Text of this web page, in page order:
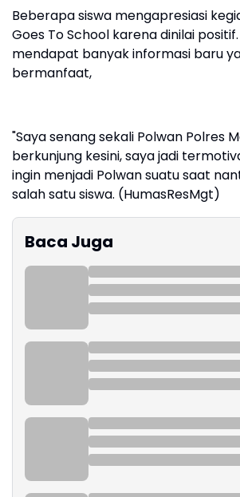
Beberapa siswa mengapresiasi
Goes To School karena dinilai
mendapat banyak informasi baru
bermanfaat,
"Saya senang sekali Polwan Polres
berkunjung kesini, saya jadi
ingin menjadi Polwan suatu saat
salah satu siswa. (HumasResMgt)
Baca Juga